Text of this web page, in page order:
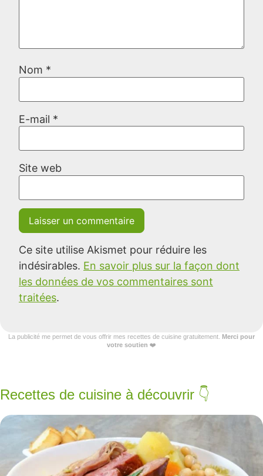
Nom *
E-mail *
Site web
Ce site utilise Akismet pour réduire les
indésirables. En savoir plus sur la façon dont
les données de vos commentaires sont
traitées.
La publicité me permet de vous offrir mes recettes de cuisine gratuitement. Merci pour
votre soutien ❤️
Recettes de cuisine à découvrir 👇